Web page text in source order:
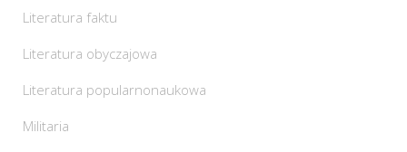
Literatura faktu
Literatura obyczajowa
Literatura popularnonaukowa
Militaria